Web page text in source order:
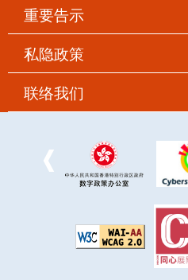
重要告示
私隐政策
联络我们